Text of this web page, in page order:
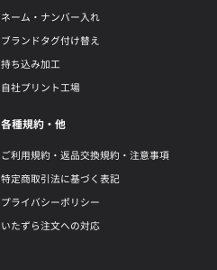
ネーム・ナンバー入れ
ブランドタグ付け替え
持ち込み加工
自社プリント工場
各種規約・他
ご利用規約・返品交換規約・注意事項
特定商取引法に基づく表記
プライバシーポリシー
いたずら注文への対応